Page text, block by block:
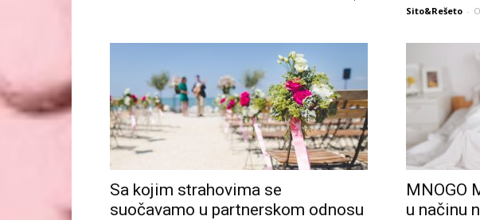
Sito&Rešeto -
Sa kojim strahovima se
suočavamo u partnerskom odnosu
MNOGO
u načinu